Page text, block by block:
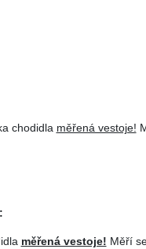
chodidla měřená vestoje!
měřená vestoje! Měří